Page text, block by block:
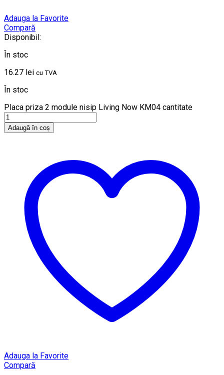
Adauga la Favorite
Compară
Disponibil:
În stoc
16.27 lei cu TVA
În stoc
Placa priza 2 module nisip Living Now KM04 cantitate
Adaugă în coș
Adauga la Favorite
Compară